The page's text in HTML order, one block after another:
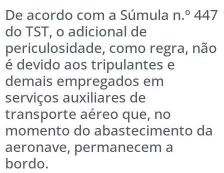
De acordo com a Súmula n.º 447
do TST, o adicional de
periculosidade, como regra, não
é devido aos tripulantes e
demais empregados em
serviços auxiliares de
transporte aéreo que, no
momento do abastecimento da
aeronave, permanecem a
bordo.